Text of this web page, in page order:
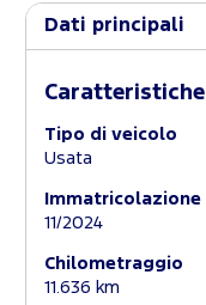
Dati principali
Caratteristiche
Tipo di veicolo
Usata
Immatricolazione
11/2024
Chilometraggio
11.636 km